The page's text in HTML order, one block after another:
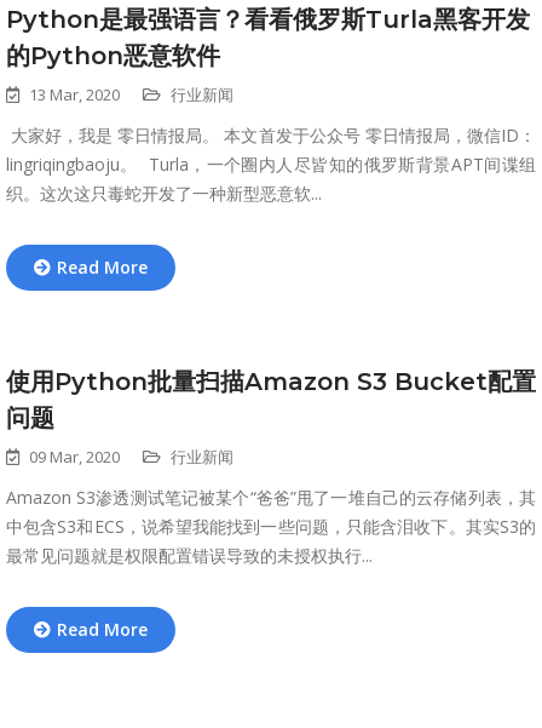
Python是最强语言？看看俄罗斯Turla黑客开发
的Python恶意软件
13 Mar, 2020 行业新闻
大家好，我是 零日情报局。 本文首发于公众号 零日情报局，微信ID：
lingriqingbaoju。 Turla，一个圈内人尽皆知的俄罗斯背景APT间谍组
织。这次这只毒蛇开发了一种新型恶意软...
Read More
使用Python批量扫描Amazon S3 Bucket配置
问题
09 Mar, 2020 行业新闻
Amazon S3渗透测试笔记被某个“爸爸”甩了一堆自己的云存储列表，其
中包含S3和ECS，说希望我能找到一些问题，只能含泪收下。其实S3的
最常见问题就是权限配置错误导致的未授权执行...
Read More